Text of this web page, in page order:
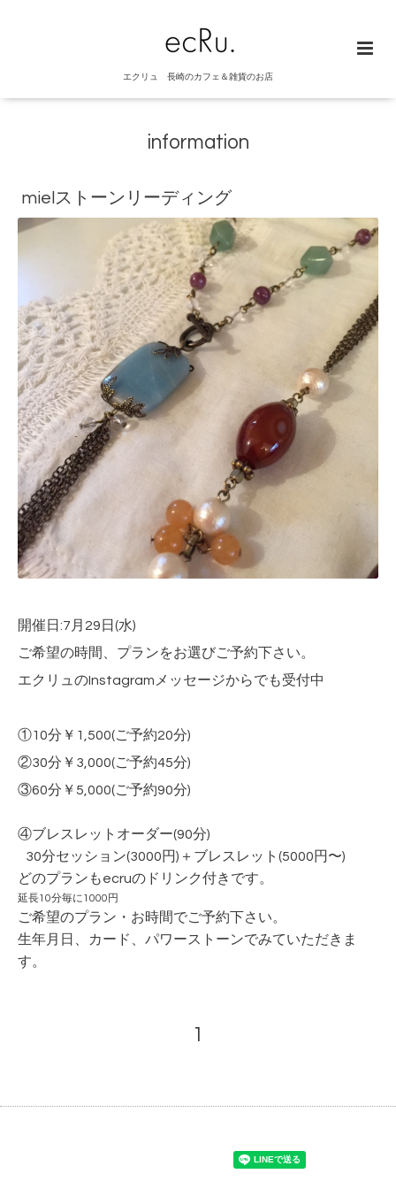
エクリュ 長崎のカフェ＆雑貨のお店
information
mielストーンリーディング
開催日:7月29日(水)
ご希望の時間、プランをお選びご予約下さい。
エクリュのInstagramメッセージからでも受付中
①10分￥1,500(ご予約20分)
②30分￥3,000(ご予約45分)
③60分￥5,000(ご予約90分)
④ブレスレットオーダー(90分)
30分セッション(3000円)＋ブレスレット(5000円〜)
どのプランもecruのドリンク付きです。
延長10分毎に1000円
ご希望のプラン・お時間でご予約下さい。
生年月日、カード、パワーストーンでみていただきま
す。
1